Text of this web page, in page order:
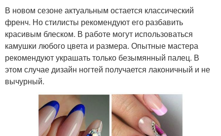
В новом сезоне актуальным остается классический
френч. Но стилисты рекомендуют его разбавить
красивым блеском. В работе могут использоваться
камушки любого цвета и размера. Опытные мастера
рекомендуют украшать только безымянный палец. В
этом случае дизайн ногтей получается лаконичный и не
вычурный.